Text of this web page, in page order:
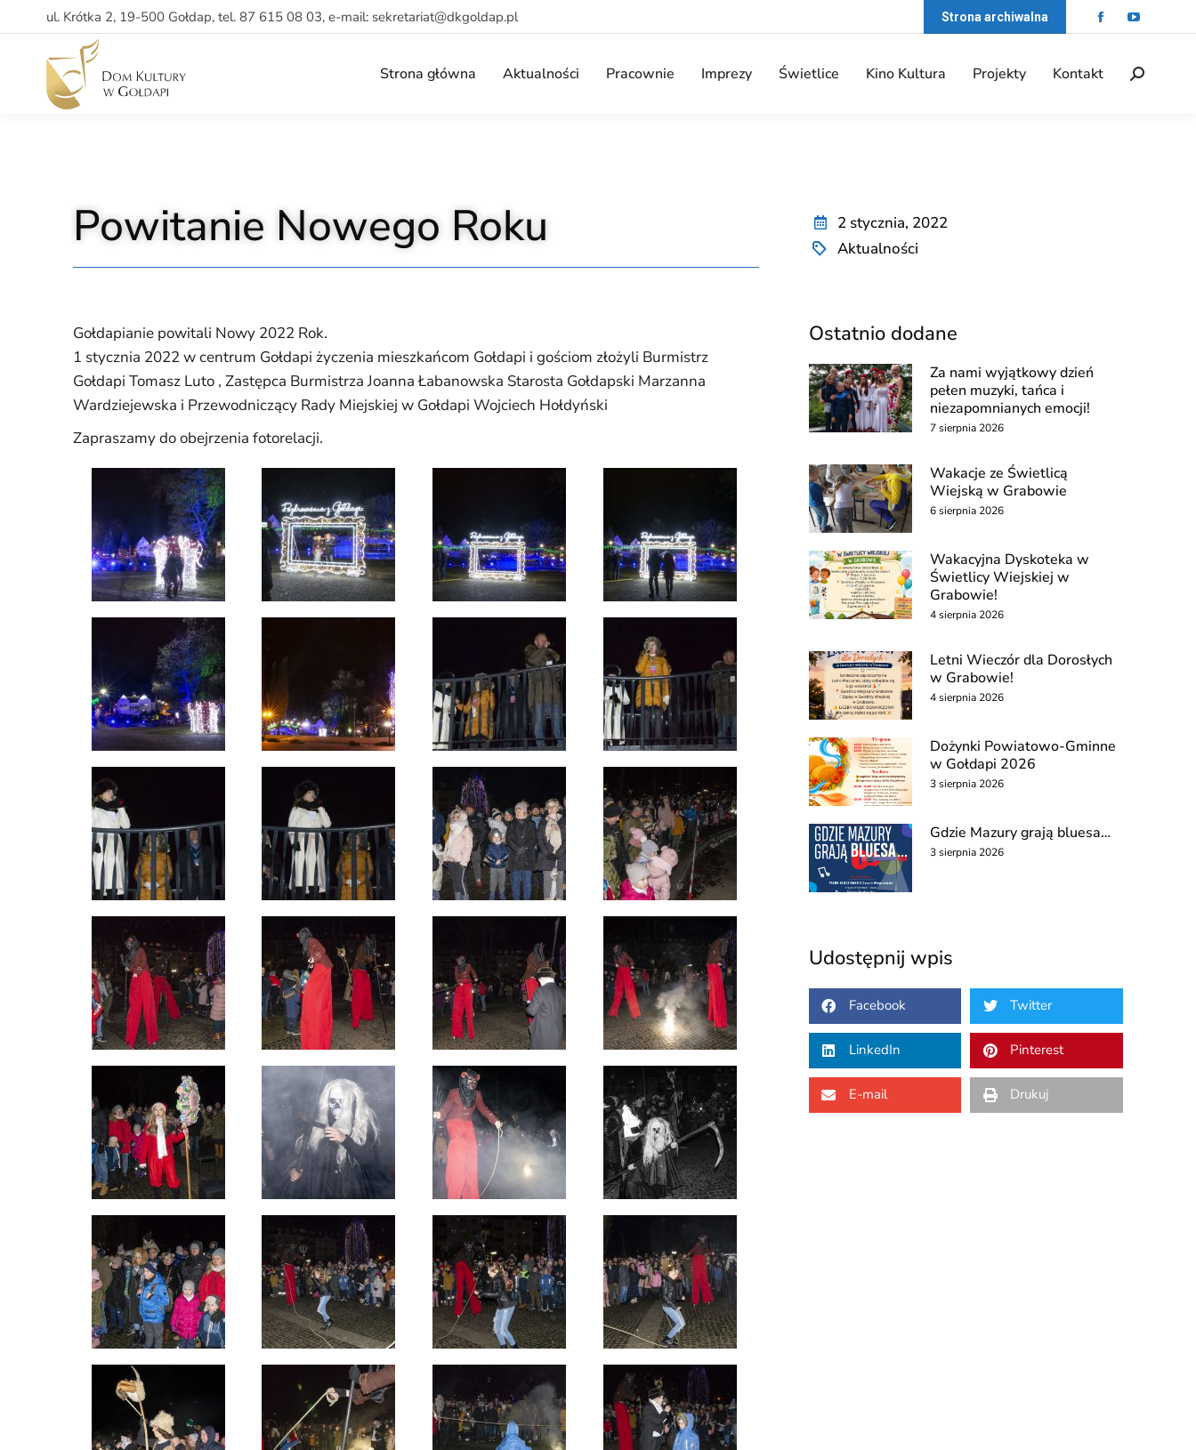
ul. Krótka 2, 19-500 Gołdap, tel. 87 615 08 03, e-mail: sekretariat@dkgoldap.pl Strona archiwalna
Strona główna Aktualności Pracownie Imprezy Świetlice Kino Kultura Projekty Kontakt
Powitanie Nowego Roku
2 stycznia, 2022
Aktualności
Gołdapianie powitali Nowy 2022 Rok.
1 stycznia 2022 w centrum Gołdapi życzenia mieszkańcom Gołdapi i gościom złożyli Burmistrz
Gołdapi Tomasz Luto , Zastępca Burmistrza Joanna Łabanowska Starosta Gołdapski Marzanna
Wardziejewska i Przewodniczący Rady Miejskiej w Gołdapi Wojciech Hołdyński
Zapraszamy do obejrzenia fotorelacji.
Ostatnio dodane
Za nami wyjątkowy dzień
pełen muzyki, tańca i
niezapomnianych emocji!
7 sierpnia 2026
Wakacje ze Świetlicą
Wiejską w Grabowie
6 sierpnia 2026
Wakacyjna Dyskoteka w
Świetlicy Wiejskiej w
Grabowie!
4 sierpnia 2026
Letni Wieczór dla Dorosłych
w Grabowie!
4 sierpnia 2026
Dożynki Powiatowo-Gminne
w Gołdapi 2026
3 sierpnia 2026
Gdzie Mazury grają bluesa…
3 sierpnia 2026
Udostępnij wpis
Facebook Twitter
LinkedIn Pinterest
E-mail Drukuj